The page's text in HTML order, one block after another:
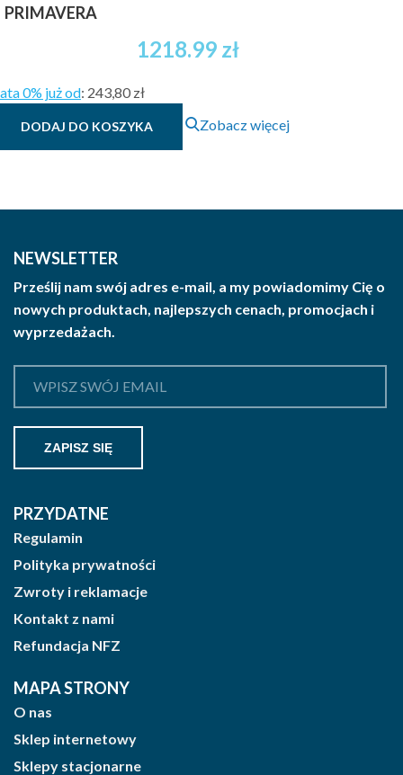
PRIMAVERA
1218.99 zł
0% już od: 243,80 zł
DODAJ DO KOSZYKA Zobacz więcej
NEWSLETTER
Prześlij nam swój adres e-mail, a my powiadomimy Cię o
nowych produktach, najlepszych cenach, promocjach i
wyprzedażach.
PRZYDATNE
Regulamin
Polityka prywatności
Zwroty i reklamacje
Kontakt z nami
Refundacja NFZ
MAPA STRONY
O nas
Sklep internetowy
Sklepy stacjonarne